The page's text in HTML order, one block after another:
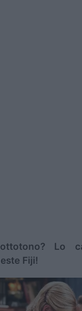
Lo
Fiji!